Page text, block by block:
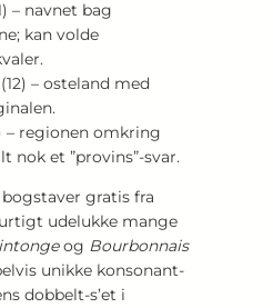
– navnet bag
kan volde
(12) – osteland med
– regionen omkring
nok et ”provins”-svar.
gratis fra
udelukke mange
og Bourbonnais
unikke konsonant-
dobbelt-s’et i